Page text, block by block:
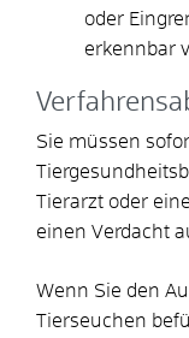
oder
erkennbar
Sie müssen
Tierarzt oder
einen Verdacht
Wenn Sie den
Tierseuchen